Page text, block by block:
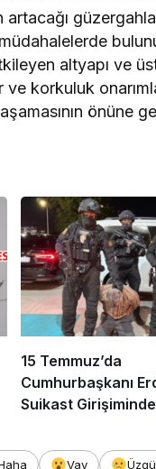
altyapı ve
ve korkuluk
önüne
15 Temmuz’da
Cumhurbaşkanı
Suikast
Afyonkarahisar’da
Vay